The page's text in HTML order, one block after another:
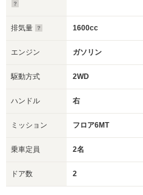
排気量 1600cc
エンジン ガソリン
駆動方式 2WD
ハンドル 右
ミッション フロア6MT
乗車定員 2名
ドア数 2